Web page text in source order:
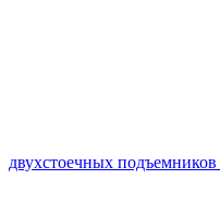
двухстоечных подъемников